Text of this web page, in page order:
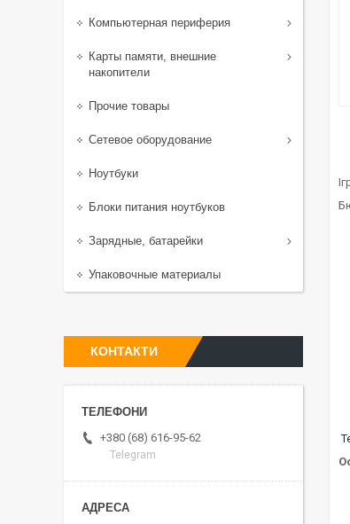
Компьютерная периферия
Карты памяти, внешние
накопители
Прочие товары
Сетевое оборудование
Ноутбуки
Блоки питания ноутбуков
Зарядные, батарейки
Упаковочные материалы
КОНТАКТИ
+380 (68) 616-95-62
Telegram